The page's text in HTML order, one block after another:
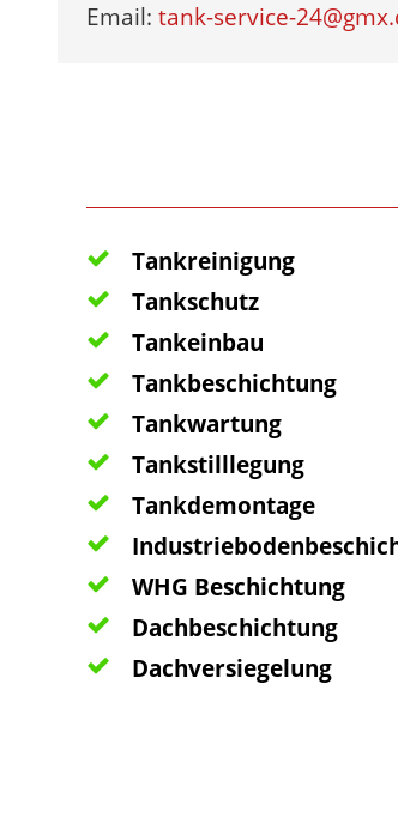
Email: tank-service-
Tankreinigung
Tankschutz
Tankeinbau
Tankbeschichtung
Tankwartung
Tankstilllegung
Tankdemontage
WHG Beschichtung
Dachbeschichtung
Dachversiegelung